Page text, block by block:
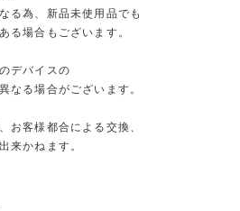
る為、新品未使用品でも
る場合もございます。
デバイスの
る場合がございます。
お客様都合による交換、
来かねます。